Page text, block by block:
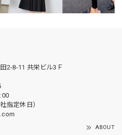
2-8-11 共栄ビル3Ｆ
指定休日）
ABOUT